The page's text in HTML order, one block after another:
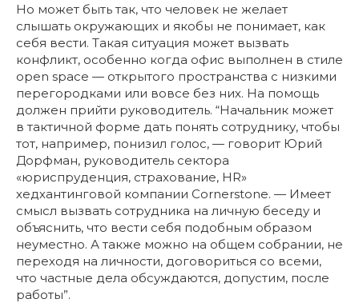
Но может быть так, что человек не желает
слышать окружающих и якобы не понимает, как
себя вести. Такая ситуация может вызвать
конфликт, особенно когда офис выполнен в стиле
open space — открытого пространства с низкими
перегородками или вовсе без них. На помощь
должен прийти руководитель. “Начальник может
в тактичной форме дать понять сотруднику, чтобы
тот, например, понизил голос, — говорит Юрий
Дорфман, руководитель сектора
«юриспруденция, страхование, HR»
хедхантинговой компании Cornerstone. — Имеет
смысл вызвать сотрудника на личную беседу и
объяснить, что вести себя подобным образом
неуместно. А также можно на общем собрании, не
переходя на личности, договориться со всеми,
что частные дела обсуждаются, допустим, после
работы”.